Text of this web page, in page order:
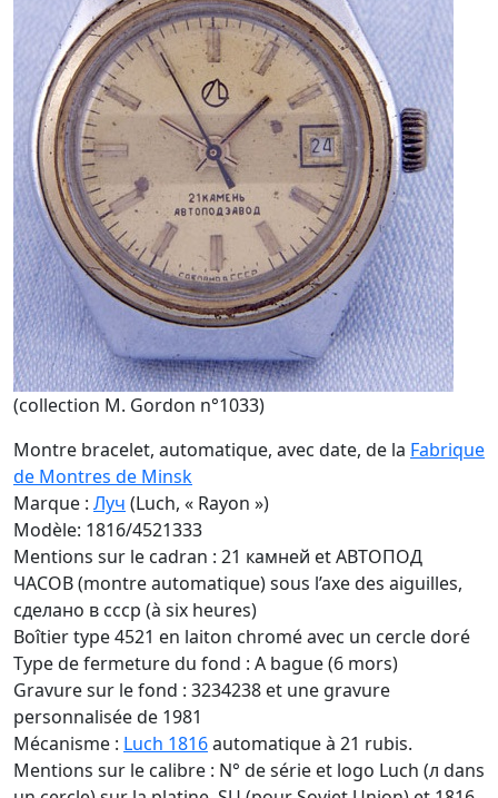
(collection M. Gordon n°1033)
Montre bracelet, automatique, avec date, de la Fabrique
de Montres de Minsk
Marque : Луч (Luch, « Rayon »)
Modèle: 1816/4521333
Mentions sur le cadran : 21 камней et АВТОПОД
ЧАСОВ (montre automatique) sous l’axe des aiguilles,
cделано в cccp (à six heures)
Boîtier type 4521 en laiton chromé avec un cercle doré
Type de fermeture du fond : A bague (6 mors)
Gravure sur le fond : 3234238 et une gravure
personnalisée de 1981
Mécanisme : Luch 1816automatique à 21 rubis.
Mentions sur le calibre : N° de série et logo Luch (л dans